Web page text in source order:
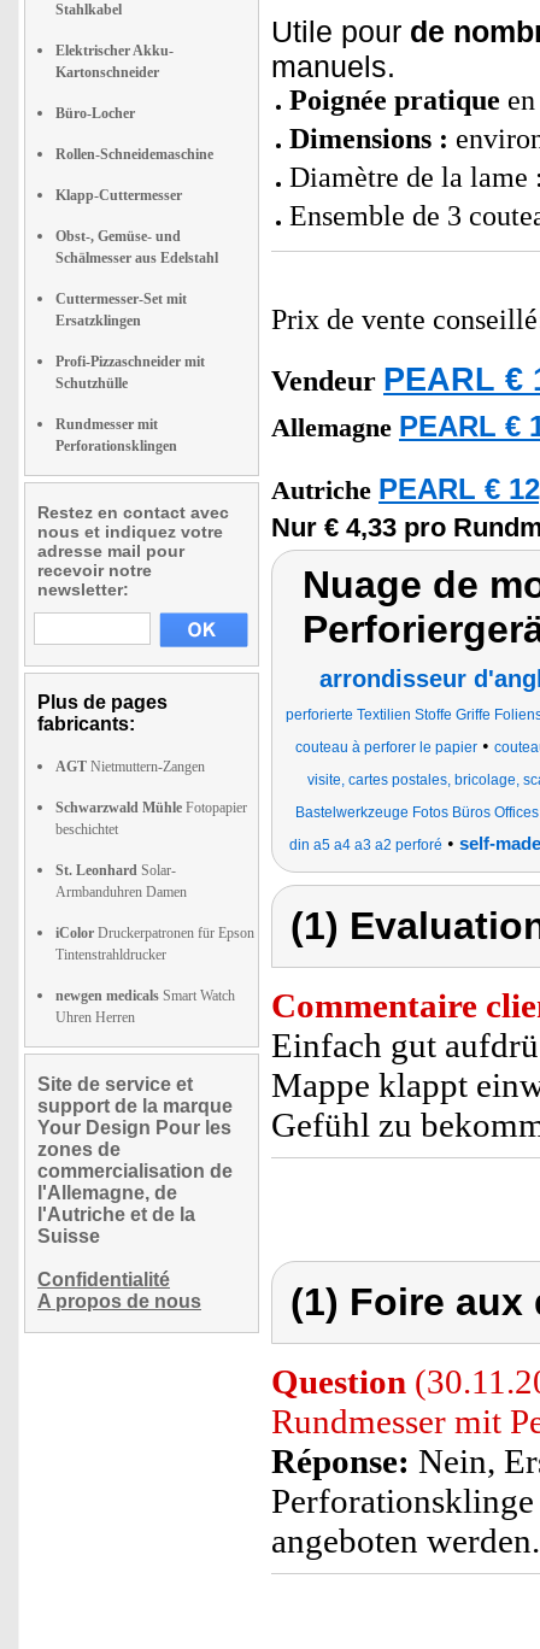
Stahlkabel
Elektrischer Akku-
Kartonschneider
Büro-Locher
Rollen-Schneidemaschine
Klapp-Cuttermesser
Obst-, Gemüse- und
Schälmesser aus Edelstahl
Cuttermesser-Set mit
Ersatzklingen
Profi-Pizzaschneider mit
Schutzhülle
Rundmesser mit
Perforationsklingen
Restez en contact avec
nous et indiquez votre
adresse mail pour
recevoir notre
newsletter:
Plus de pages
fabricants:
AGT Nietmuttern-Zangen
Schwarzwald Mühle Fotopapier
beschichtet
St. Leonhard Solar-
Armbanduhren Damen
iColor Druckerpatronen für Epson
Tintenstrahldrucker
newgen medicals Smart Watch
Uhren Herren
Site de service et
support de la marque
Your Design Pour les
zones de
commercialisation de
l'Allemagne, de
l'Autriche et de la
Suisse
Confidentialité
A propos de nous
Utile pour de
manuels.
Poignée pratique
Dimensions :
Diamètre de la lame
Ensemble de 3
Prix de vente
Vendeur PEARL €
Allemagne PEARL €
Autriche PEARL €
Nur € 4,33 pro
Nuage de
arrondisseur
perforierte Textilien Stoffe Griffe
couteau à perforer le papier•
visite, cartes postales, bricolage,
Bastelwerkzeuge Fotos Büros Offices
din a5 a4 a3 a2 perforé • self-
(1)
Commentaire
Einfach gut
Mappe klappt
Gefühl zu
(1) Foire
Question
Rundmesser mit
Réponse: Nein,
angeboten werden.